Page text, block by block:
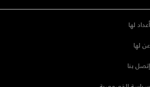
أعداد لها
عن لها
إتصل بنا